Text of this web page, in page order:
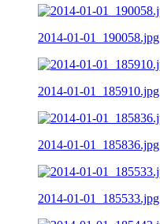
2014-01-01_190058.jpg
2014-01-01_185910.jpg
2014-01-01_185836.jpg
2014-01-01_185533.jpg